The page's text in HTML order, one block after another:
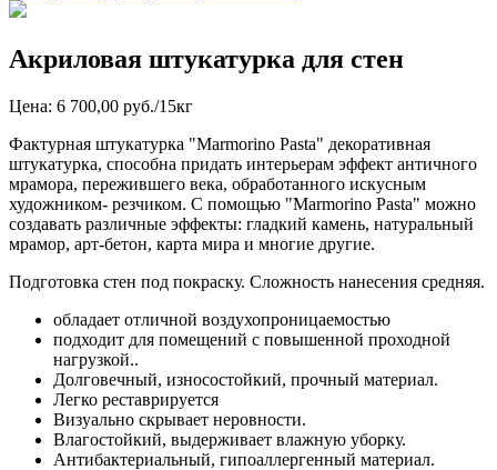
Акриловая штукатурка для стен
Цена: 6 700,00 руб./15кг
Фактурная штукатурка "Marmorino Pasta" декоративная
штукатурка, способна придать интерьерам эффект античного
мрамора, пережившего века, обработанного искусным
художником- резчиком. С помощью "Marmorino Pasta" можно
создавать различные эффекты: гладкий камень, натуральный
мрамор, арт-бетон, карта мира и многие другие.
Подготовка стен под покраску. Сложность нанесения средняя.
обладает отличной воздухопроницаемостью
подходит для помещений с повышенной проходной
нагрузкой..
Долговечный, износостойкий, прочный материал.
Легко реставрируется
Визуально скрывает неровности.
Влагостойкий, выдерживает влажную уборку.
Антибактериальный, гипоаллергенный материал.